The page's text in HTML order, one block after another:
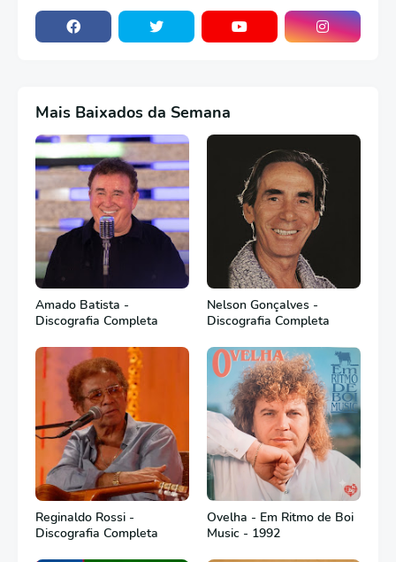
Mais Baixados da Semana
Amado Batista -
Discografia Completa
Nelson Gonçalves -
Discografia Completa
Reginaldo Rossi -
Discografia Completa
Ovelha - Em Ritmo de Boi
Music - 1992